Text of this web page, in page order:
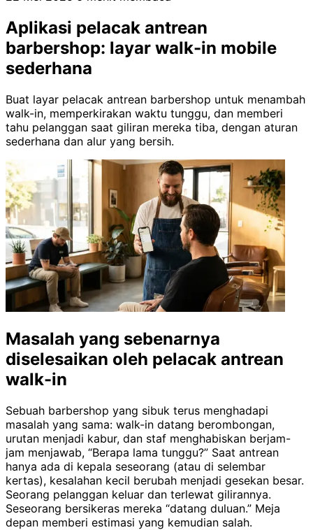
Aplikasi pelacak antrean
barbershop: layar walk-in mobile
sederhana
Buat layar pelacak antrean barbershop untuk menambah
walk-in, memperkirakan waktu tunggu, dan memberi
tahu pelanggan saat giliran mereka tiba, dengan aturan
sederhana dan alur yang bersih.
Masalah yang sebenarnya
diselesaikan oleh pelacak antrean
walk-in
Sebuah barbershop yang sibuk terus menghadapi
masalah yang sama: walk-in datang berombongan,
urutan menjadi kabur, dan staf menghabiskan berjam-
jam menjawab, “Berapa lama tunggu?” Saat antrean
hanya ada di kepala seseorang (atau di selembar
kertas), kesalahan kecil berubah menjadi gesekan besar.
Seorang pelanggan keluar dan terlewat gilirannya.
Seseorang bersikeras mereka “datang duluan.” Meja
depan memberi estimasi yang kemudian salah.